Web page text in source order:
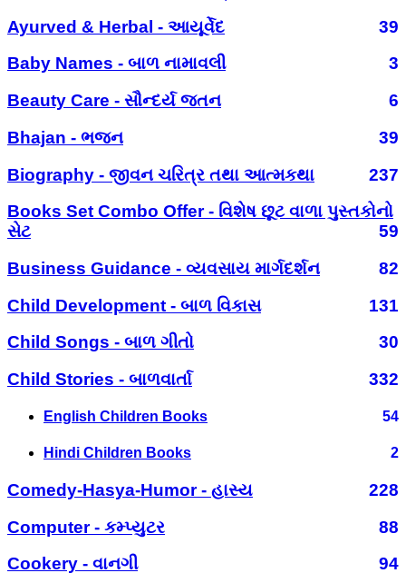
Ayurved & Herbal - આયૂર્વેદ
39
Baby Names - બાળ નામાવલી
3
Beauty Care - સૌન્દર્ય જતન
6
Bhajan - ભજન
39
Biography - જીવન ચરિત્ર તથા આત્મકથા
237
Books Set Combo Offer - વિશેષ છૂટ વાળા પુસ્તકોનો
સેટ
59
Business Guidance - વ્યવસાય માર્ગદર્શન
82
Child Development - બાળ વિકાસ
131
Child Songs - બાળ ગીતો
30
Child Stories - બાળવાર્તા
332
English Children Books 54
Hindi Children Books 2
Comedy-Hasya-Humor - હાસ્ય
228
Computer - કમ્પ્યુટર
88
Cookery - વાનગી
94